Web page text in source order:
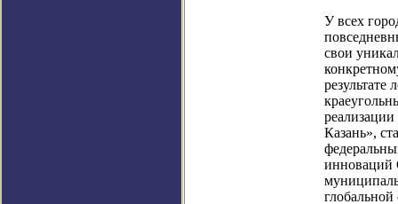
У всех
свои
результате
Казань»,
инноваций